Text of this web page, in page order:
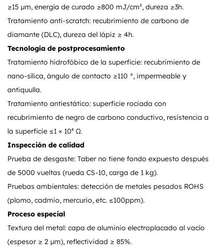
≥15 μm, energía de curado ≥800 mJ/cm², dureza ≥3h.
Tratamiento anti-scratch: recubrimiento de carbono de
diamante (DLC), dureza del lápiz ≥ 4h.
Tecnología de postprocesamiento
Tratamiento hidrofóbico de la superficie: recubrimiento de
nano-sílica, ángulo de contacto ≥110 °, impermeable y
antiquulla.
Tratamiento antiestático: superficie rociada con
recubrimiento de negro de carbono conductivo, resistencia a
la superficie ≤1 × 10⁶ Ω.
Inspección de calidad
Prueba de desgaste: Taber no tiene fondo expuesto después
de 5000 vueltas (rueda CS-10, carga de 1 kg).
Pruebas ambientales: detección de metales pesados ROHS
(plomo, cadmio, mercurio, etc. ≤100ppm).
Proceso especial
Textura del metal: capa de aluminio electroplacado al vacío
(espesor ≥ 2 μm), reflectividad ≥ 85%.